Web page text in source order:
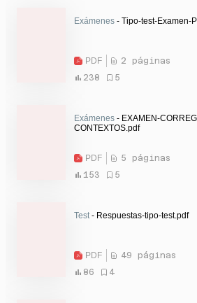
Exámenes - Tipo-test-Examen-
PDF
2 páginas
238
5
Exámenes - EXAMEN-
CONTEXTOS.pdf
PDF
5 páginas
153
5
Test - Respuestas-tipo-test.pdf
PDF
49 páginas
86
4